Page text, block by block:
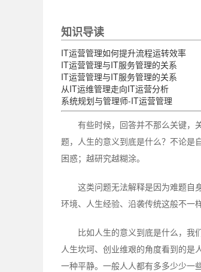
知识导读
IT运营管理如何提升流程运转效率
IT运营管理与IT服务管理的关系
IT运营管理与IT服务管理的关系
从IT运维管理走向IT运营分析
系统规划与管理师-IT运营管理
有些时候，回答并不那么关键，
题，人生的意义到底是什么？不论是
困惑；越研究越糊涂。
这类问题无法解释是因为难题自
环境、人生经验、沿袭传统这般不一
比如人生的意义到底是什么，我
人生坎坷、创业维艰的角度看到的是
一种平静。一般人人都有多多少少一